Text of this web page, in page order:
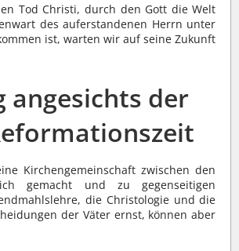
Tod Christi, durch den Gott die Welt
des auferstandenen Herrn unter
ist, warten wir auf seine Zukunft
angesichts der
Kirchengemeinschaft zwischen den
gemacht und zu gegenseitigen
die Christologie und die
der Väter ernst, können aber